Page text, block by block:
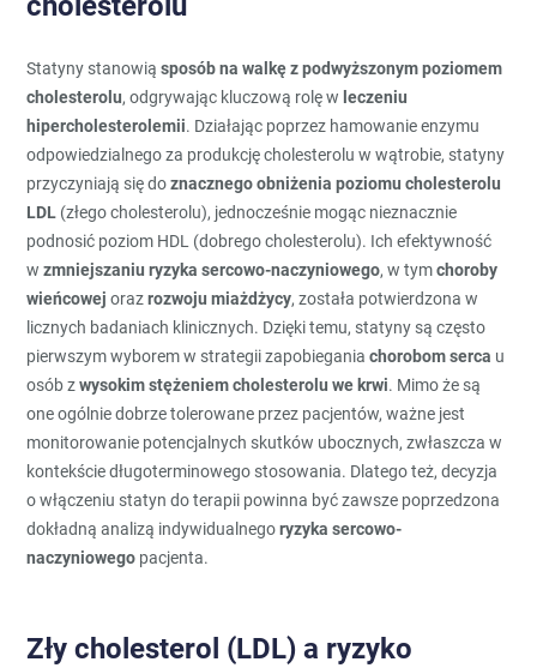
Statyny stanowiąsposób na walkę z podwyższonym poziomem
cholesterolu, odgrywając kluczową rolę w leczeniu
hipercholesterolemii. Działając poprzez hamowanie enzymu
odpowiedzialnego za produkcję cholesterolu w wątrobie, statyny
przyczyniają się doznacznego obniżenia poziomu cholesterolu
LDL (złego cholesterolu), jednocześnie mogąc nieznacznie
podnosić poziom HDL (dobrego cholesterolu). Ich efektywność
wzmniejszaniu ryzyka sercowo-naczyniowego, w tymchoroby
wieńcowej orazrozwoju miażdżycy, została potwierdzona w
licznych badaniach klinicznych. Dzięki temu, statyny są często
pierwszym wyborem w strategii zapobieganiachorobom serca u
osób zwysokim stężeniem cholesterolu we krwi. Mimo że są
one ogólnie dobrze tolerowane przez pacjentów, ważne jest
monitorowanie potencjalnych skutków ubocznych, zwłaszcza w
kontekście długoterminowego stosowania. Dlatego też, decyzja
o włączeniu statyn do terapii powinna być zawsze poprzedzona
dokładną analizą indywidualnegoryzyka sercowo-
naczyniowego pacjenta.
Zły cholesterol (LDL) a ryzyko